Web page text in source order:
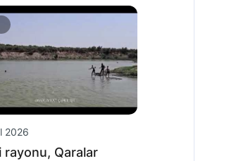
2026
rayonu, Qaralar